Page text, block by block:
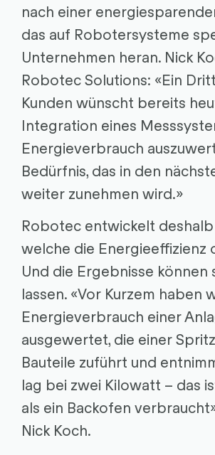
nach einer
das auf Robotersysteme
Unternehmen heran. Nick
Robotec Solutions: «Ein
Kunden wünscht bereits
Integration eines
Energieverbrauch
Bedürfnis, das in den
weiter zunehmen wird.»
Robotec entwickelt
welche die Energieeffizienz
Und die Ergebnisse können
lassen. «Vor Kurzem haben
Energieverbrauch einer
ausgewertet, die einer
Bauteile zuführt und
lag bei zwei Kilowatt – das
als ein Backofen
Nick Koch.